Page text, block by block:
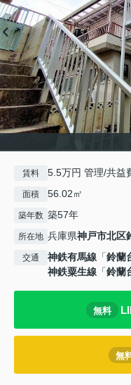
賃料 5.5万円 管理/共益
面積 56.02㎡
築年数 築57年
所在地 兵庫県神戸市北区
交通 神鉄有馬線 「鈴蘭
神鉄粟生線 「鈴蘭
無料
無